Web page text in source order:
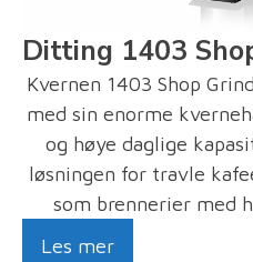
Ditting 1403
Kvernen 1403 Shop
med sin enorme
og høye daglige
løsningen for travle
som brennerier med
Les mer